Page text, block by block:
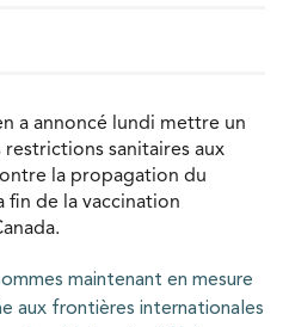
a annoncé lundi mettre un
sanitaires aux
la propagation du
fin de la vaccination
maintenant en mesure
aux frontières internationales